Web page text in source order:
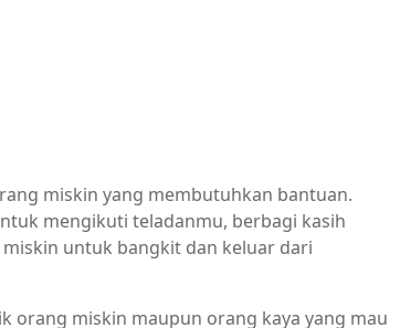
miskin yang membutuhkan bantuan.
mengikuti teladanmu, berbagi kasih
untuk bangkit dan keluar dari
orang miskin maupun orang kaya yang mau